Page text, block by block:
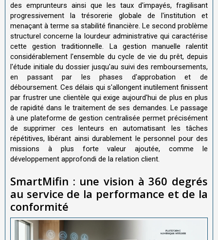
des emprunteurs ainsi que les taux d'impayés, fragilisant
progressivement la trésorerie globale de l'institution et
menaçant à terme sa stabilité financière. Le second problème
structurel concerne la lourdeur administrative qui caractérise
cette gestion traditionnelle. La gestion manuelle ralentit
considérablement l'ensemble du cycle de vie du prêt, depuis
l'étude initiale du dossier jusqu'au suivi des remboursements,
en passant par les phases d'approbation et de
déboursement. Ces délais qui s'allongent inutilement finissent
par frustrer une clientèle qui exige aujourd'hui de plus en plus
de rapidité dans le traitement de ses demandes. Le passage
à une plateforme de gestion centralisée permet précisément
de supprimer ces lenteurs en automatisant les tâches
répétitives, libérant ainsi durablement le personnel pour des
missions à plus forte valeur ajoutée, comme le
développement approfondi de la relation client.
SmartMifin : une vision à 360 degrés
au service de la performance et de la
conformité